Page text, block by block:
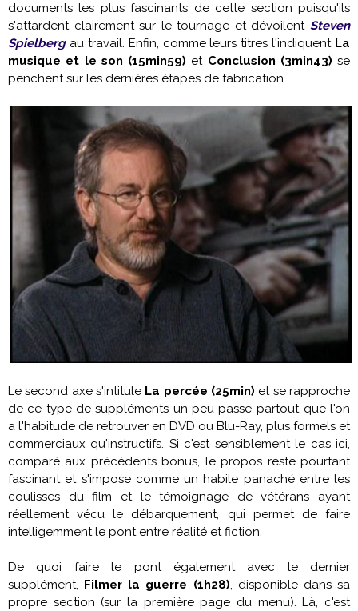
documents les plus fascinants de cette section puisqu'ils
s'attardent clairement sur le tournage et dévoilent Steven
Spielbergau travail. Enfin, comme leurs titres l'indiquent La
musique et le son (15min59) et Conclusion (3min43) se
penchent sur les dernières étapes de fabrication.
Le second axe s'intitule La percée (25min) et se rapproche
de ce type de suppléments un peu passe-partout que l'on
a l'habitude de retrouver en DVD ou Blu-Ray, plus formels et
commerciaux qu'instructifs. Si c'est sensiblement le cas ici,
comparé aux précédents bonus, le propos reste pourtant
fascinant et s'impose comme un habile panaché entre les
coulisses du film et le témoignage de vétérans ayant
réellement vécu le débarquement, qui permet de faire
intelligemment le pont entre réalité et fiction.
De quoi faire le pont également avec le dernier
supplément, Filmer la guerre (1h28), disponible dans sa
propre section (sur la première page du menu). Là, c'est